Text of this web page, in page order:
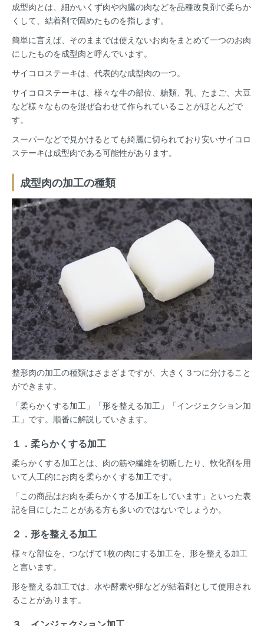
成型肉とは、細かいくず肉や内臓の肉などを品種改良剤で柔らか
くして、結着剤で固めたものを指します。
簡単に言えば、そのままでは使えないお肉をまとめて一つのお肉
にしたものを成型肉と呼んでいます。
サイコロステーキは、代表的な成型肉の一つ。
サイコロステーキは、様々な牛の部位、糖類、乳、たまご、大豆
など様々なものを混ぜ合わせて作られていることがほとんどで
す。
スーパーなどで見かけるとても綺麗に切られており安いサイコロ
ステーキは成型肉である可能性があります。
成型肉の加工の種類
整形肉の加工の種類はさまざまですが、大きく３つに分けること
ができます。
「柔らかくする加工」「形を整える加工」「インジェクション加
工」です。順番に解説していきます。
１．柔らかくする加工
柔らかくする加工とは、肉の筋や繊維を切断したり、軟化剤を用
いて人工的にお肉を柔らかくする加工です。
「この商品はお肉を柔らかくする加工をしています」といった表
記を目にしたことがある方も多いのではないでしょうか。
２．形を整える加工
様々な部位を、つなげて1枚の肉にする加工を、形を整える加工
と言います。
形を整える加工では、水や酵素や卵などが結着剤として使用され
ることがあります。